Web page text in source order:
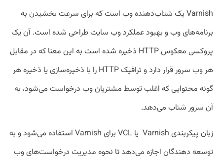
Varnish یک شتاب‌دهنده وب است که برای سرعت بخشیدن به
برنامه‌های وب و بهبود عملکرد وب سایت طراحی شده است. آن یک
پروکسی معکوس HTTP ذخیره شده است به این معنا که در مقابل
هر وب سرور قرار دارد و ترافیک HTTP را با ذخیره‌سازی یا ذخیره هر
گونه محتوایی که اغلب توسط مشتریان وب درخواست می‌شود، به
آن سرور شتاب می‌دهد.
زبان پیکربندی Varnish یا VCL برای Varnish استفاده می‌شود و به
توسعه دهندگان اجازه می‌دهد تا نحوه مدیریت درخواست‌های وب